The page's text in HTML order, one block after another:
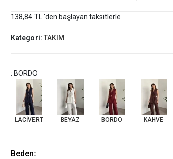
138,84 TL 'den başlayan taksitlerle
Kategori: TAKIM
: BORDO
LACİVERT BEYAZ BORDO KAHVE
Beden: